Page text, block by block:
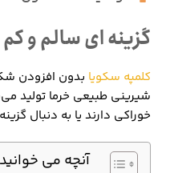
گزینه ای سالم و
کلمپه سکویا بدون افزودن
شیرینی طبیعی خرما تولید
خوراکی دارند یا به دنبال
آنچه می خوانید